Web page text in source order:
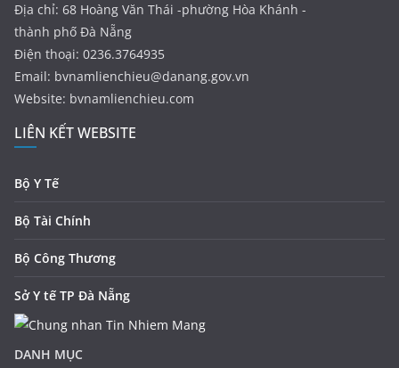
Địa chỉ: 68 Hoàng Văn Thái -phường Hòa Khánh -
thành phố Đà Nẵng
Điện thoại: 0236.3764935
Email: bvnamlienchieu@danang.gov.vn
Website: bvnamlienchieu.com
LIÊN KẾT WEBSITE
Bộ Y Tế
Bộ Tài Chính
Bộ Công Thương
Sở Y tế TP Đà Nẵng
DANH MỤC